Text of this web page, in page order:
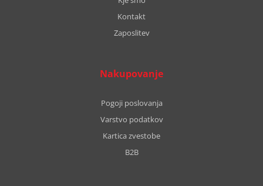
Kontakt
Zaposlitev
Nakupovanje
Pogoji poslovanja
Varstvo podatkov
Kartica zvestobe
B2B